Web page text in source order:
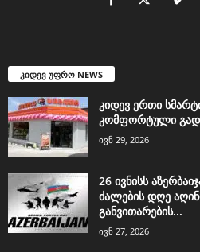
კიდევ უფრო NEWS
კიდევ ერთი
კომფორტული
ივნ 29, 2026
26 ივნისს
ძალების დღე
განვითარების...
ივნ 27, 2026